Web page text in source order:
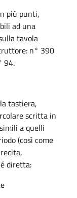
più punti,
ad una
tavola
n° 390
94.
tastiera,
scritta in
a quelli
(così come
diretta: